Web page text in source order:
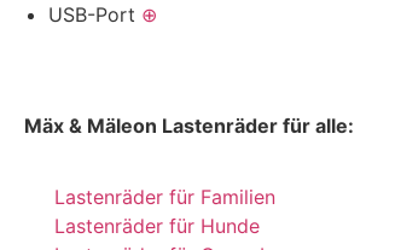
USB-Port ⊕
Mäx & Mäleon Lastenräder für alle:
Lastenräder für Familien
Lastenräder für Hunde